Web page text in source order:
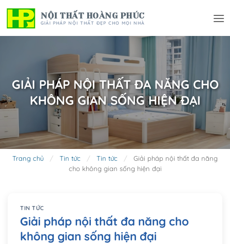
Bỏ
qua
nội
NỘI THẤT HOÀNG PHÚC
GIẢI PHÁP NỘI THẤT ĐẸP CHO MỌI NHÀ
GIẢI PHÁP NỘI THẤT ĐA NĂNG CHO
KHÔNG GIAN SỐNG HIỆN ĐẠI
Trang chủ / Tin tức / Tin tức /
Giải pháp nội thất đa năng
cho không gian sống hiện đại
TIN TỨC
Giải pháp nội thất đa năng cho
không gian sống hiện đại